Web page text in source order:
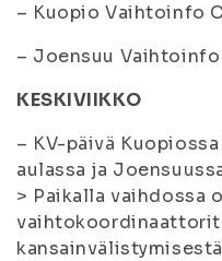
– Kuopio Vaihtoinfo
– Joensuu Vaihtoinfo
KESKIVIIKKO
– KV-päivä
aulassa ja
> Paikalla vaihdossa
vaihtokoordinaattorit